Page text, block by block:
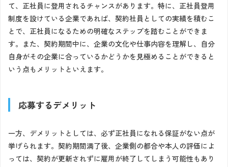
て、正社員に登用されるチャンスがあります。特に、正社員登用
制度を設けている企業であれば、契約社員としての実績を積むこ
とで、正社員になるための明確なステップを踏むことができま
す。また、契約期間中に、企業の文化や仕事内容を理解し、自分
自身がその企業に合っているかどうかを見極めることができると
いう点もメリットといえます。
応募するデメリット
一方、デメリットとしては、必ず正社員になれる保証がない点が
挙げられます。契約期間満了後、企業側の都合や本人の評価によ
っては、契約が更新されずに雇用が終了してしまう可能性もあり